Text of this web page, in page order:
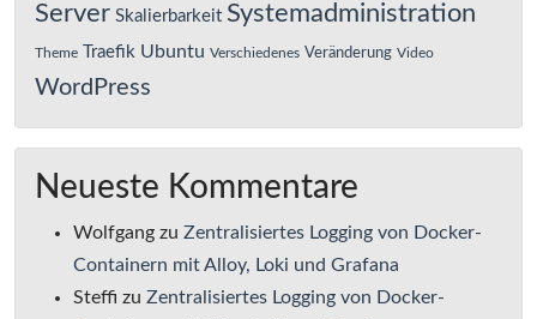
Server Skalierbarkeit Systemadministration
Theme Traefik Ubuntu Verschiedenes Veränderung Video
WordPress
Neueste Kommentare
Wolfgang zu Zentralisiertes Logging von Docker-
Containern mit Alloy, Loki und Grafana
Steffi zu Zentralisiertes Logging von Docker-